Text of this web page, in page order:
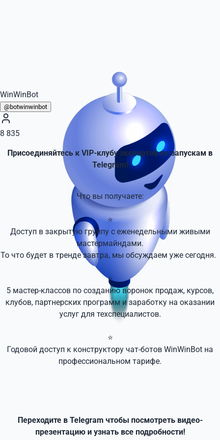
WinWinBot
@botwinwinbot
8 835
Присоединяйтесь к VIP-клубу экспертов по запускам в
Telegram!
Что вы получаете:
⭐
Доступ в закрытую группу с еженедельными живыми
мастермайндами.
То что будет в тренде завтра, мы обсуждаем уже сегодня.
⭐
5 мастер-классов по созданию воронок продаж, курсов,
клубов, партнерских программ и заработку на оказании
услуг для техспециалистов.
⭐
Годовой доступ к конструктору чат-ботов WinWinBot на
профессиональном тарифе.
Переходите в Telegram чтобы посмотреть видео-
презентацию и узнать все подробности!